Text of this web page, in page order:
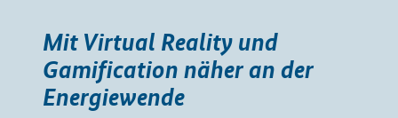
Mit Virtual Reality und
Gamification näher an der
Energiewende